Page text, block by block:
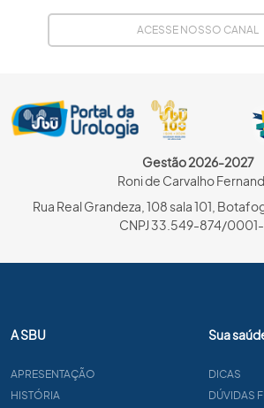
ACESSE NOSSO CANAL
Gestão 2026-2027
Roni de Carvalho
Rua Real Grandeza, 108 sala 101,
CNPJ 33.549-874/0001-
A SBU
APRESENTAÇÃO
HISTÓRIA
Sua
DICAS
DÚVIDAS